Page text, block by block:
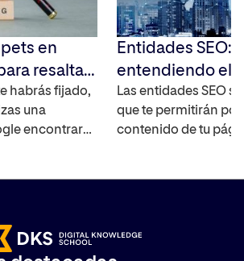
en
resaltar
las SERP
habrás fijado,
una
encontrarás
qué son y
para
Entidades SEO:
entendiendo el
semántico para
Google
Las entidades SEO
que te permitirán
contenido de tu